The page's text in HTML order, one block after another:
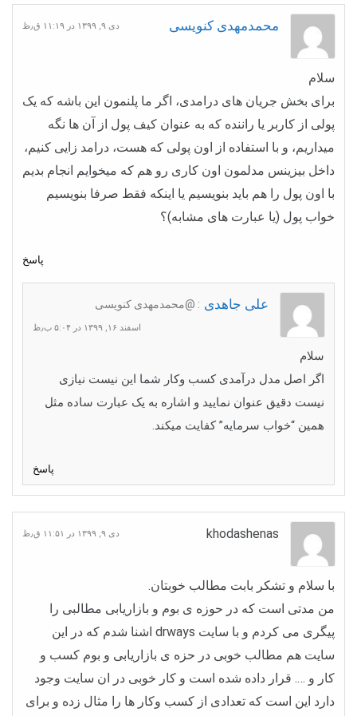
محمدمهدی کنویسی دی ۹, ۱۳۹۹ در ۱۱:۱۹ ق٫ظ
سلام
برای بخش جریان های درامدی، اگر ما پلنمون این باشه که یک
پولی از کاربر یا راننده که به عنوان کیف پول از آن ها نگه
میداریم، و با استفاده از اون پولی که هست، درامد زایی کنیم،
داخل بیزینس مدلمون اون کاری رو هم که میخوایم انجام بدیم
با اون پول را هم باید بنویسیم یا اینکه فقط صرفا بنویسیم
خواب پول (یا عبارت های مشابه)؟
پاسخ
علی جاهدی : @محمدمهدی کنویسی
اسفند ۱۶, ۱۳۹۹ در ۵:۰۴ ب٫ظ
سلام
اگر اصل مدل درآمدی کسب وکار شما این نیست نیازی
نیست دقیق عنوان نمایید و اشاره به یک عبارت ساده مثل
همین “خواب سرمایه” کفایت میکند.
پاسخ
khodashenas دی ۹, ۱۳۹۹ در ۱۱:۵۱ ق٫ظ
با سلام و تشکر بابت مطالب خوبتان.
من مدتی است که در حوزه ی بوم و بازاریابی مطالبی را
پیگری می کردم و با سایت drways اشنا شدم که در این
سایت هم مطالب خوبی در حزه ی بازاریابی و بوم کسب و
کار و …. قرار داده شده است و کار خوبی در ان سایت وجود
دارد این است که تعدادی از کسب وکار ها را مثال زده و برای